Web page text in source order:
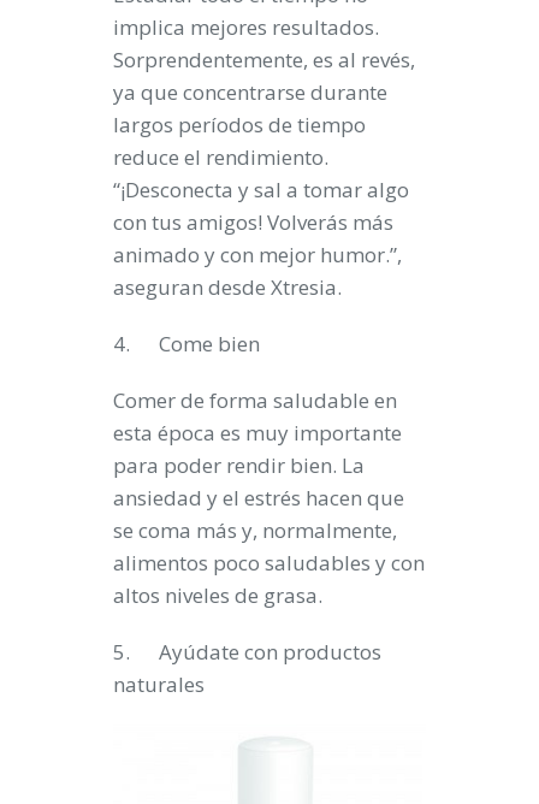
implica mejores resultados.
Sorprendentemente, es al revés,
ya que concentrarse durante
largos períodos de tiempo
reduce el rendimiento.
“¡Desconecta y sal a tomar algo
con tus amigos! Volverás más
animado y con mejor humor.”,
aseguran desde Xtresia.
4. Come bien
Comer de forma saludable en
esta época es muy importante
para poder rendir bien. La
ansiedad y el estrés hacen que
se coma más y, normalmente,
alimentos poco saludables y con
altos niveles de grasa.
5.
Ayúdate con productos
naturales